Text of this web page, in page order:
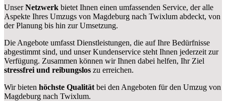
UnserNetzwerk bietet Ihnen einen umfassenden Service, der alle
Aspekte Ihres Umzugs von Magdeburg nach Twixlum abdeckt, von
der Planung bis hin zur Umsetzung.
Die Angebote umfasst Dienstleistungen, die auf Ihre Bedürfnisse
abgestimmt sind, und unser Kundenservice steht Ihnen jederzeit zur
Verfügung. Zusammen können wir Ihnen dabei helfen, Ihr Ziel
stressfrei und reibungslos zu erreichen.
Wir bieten höchste Qualität bei den Angeboten für den Umzug von
Magdeburg nach Twixlum.